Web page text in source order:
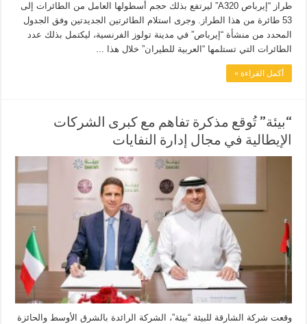
طراز “إيرباص A320” ليرتفع بذلك حجم أسطولها العامل من الطائرات إلى
53 طائرة من هذا الطراز. وجرى استلام الطائرتين الجديدتين وفق الجدول
المحدد من منشأة “إيرباص” في مدينة تولوز الفرنسية، ليكتمل بذلك عدد
الطائرات التي تستلمها “العربية للطيران” خلال هذا ...
أكمل القراءة »
“بيئة” تُوقع مذكرة تفاهم مع كبرى الشركات
الإيطالية في مجال إدارة النفايات
وقعت شركة الشارقة للبيئة “بيئة”، الشركة الرائدة بالشرق الأوسط والحائزة